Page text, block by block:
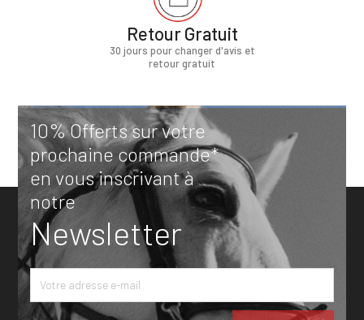
Retour Gratuit
30 jours pour changer d'avis et
retour gratuit
10% Offerts sur votre
prochaine commande*
en vous inscrivant à
notre
Newsletter